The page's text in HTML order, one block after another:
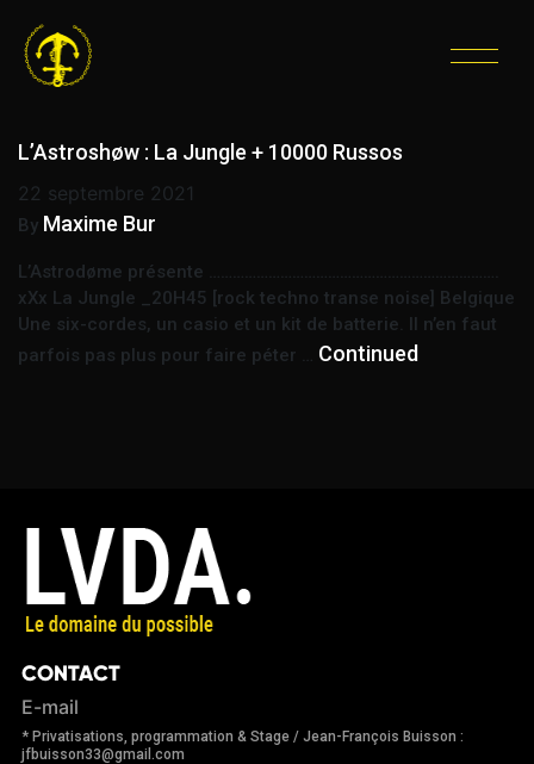
ÉTIQUETTE :
ALTERNATIF
L’Astroshøw : La Jungle + 10000 Russos
22 septembre 2021
By Maxime Bur
L’Astrodøme présente ……………………………………………………………….
xXx La Jungle _20H45 [rock techno transe noise] Belgique
Une six-cordes, un casio et un kit de batterie. Il n’en faut
parfois pas plus pour faire péter … Continued
CONTACT
E-mail
* Privatisations, programmation & Stage / Jean-François Buisson :
jfbuisson33@gmail.com